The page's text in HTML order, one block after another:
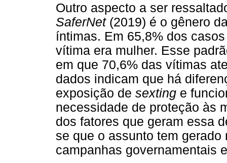
Outro aspecto a ser
SaferNet(2019) é o gênero
íntimas. Em 65,8% dos
vítima era mulher. Esse
em que 70,6% das vítimas
dados indicam que há
exposição de sexting e
necessidade de proteção às
dos fatores que geram essa
se que o assunto tem
campanhas governamentais